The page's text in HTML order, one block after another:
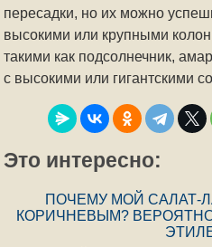
пересадки, но их можно
высокими или крупными
такими как подсолнечник,
с высокими или гигантскими
Это интересно:
ПОЧЕМУ МОЙ САЛАТ-
КОРИЧНЕВЫМ?